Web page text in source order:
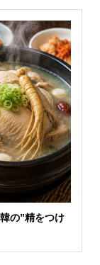
の”精をつけ